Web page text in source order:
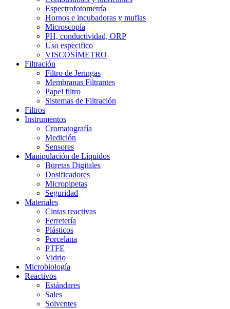
Espectrofotometría
Hornos e incubadoras y muflas
Microscopía
PH, conductividad, ORP
Uso especifico
VISCOSÍMETRO
Filtración
Filtro de Jeringas
Membranas Filtrantes
Papel filtro
Sistemas de Filtración
Filtros
Instrumentos
Cromatografía
Medición
Sensores
Manipulación de Líquidos
Buretas Digitales
Dosificadores
Micropipetas
Seguridad
Materiales
Cintas reactivas
Ferretería
Plásticos
Porcelana
PTFE
Vidrio
Microbiología
Reactivos
Estándares
Sales
Solventes